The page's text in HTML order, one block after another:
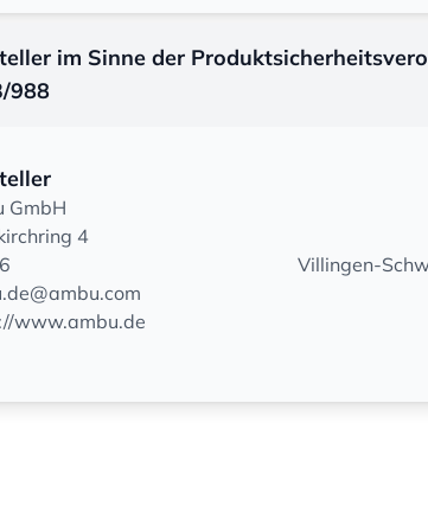
im Sinne der
988
GmbH
4
Villingen-
www.ambu.de